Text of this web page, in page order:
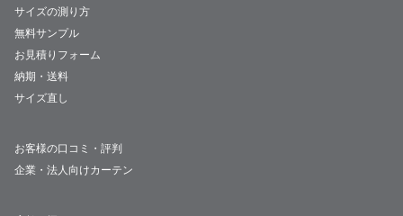
サイズの測り方
無料サンプル
お見積りフォーム
納期・送料
サイズ直し
お客様の口コミ・評判
企業・法人向けカーテン